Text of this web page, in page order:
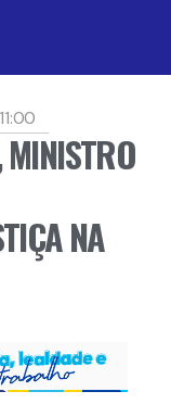
11:00
MINISTRO
NA